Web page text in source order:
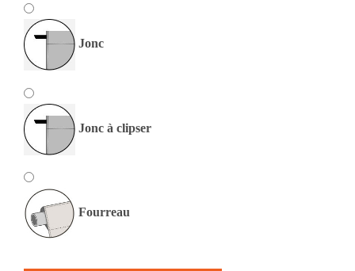
Jonc
Jonc à clipser
Fourreau